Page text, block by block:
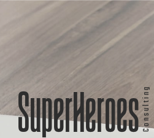
SuperHeroesConsulting